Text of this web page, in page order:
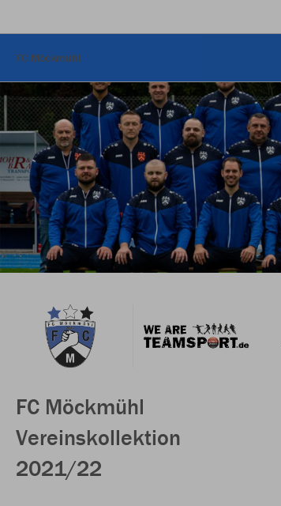
FC Möckmühl
FC Möckmühl
Vereinskollektion
2021/22